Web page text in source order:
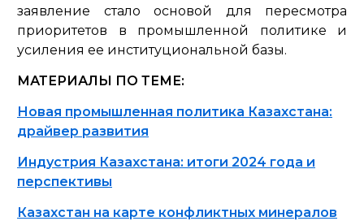
заявление стало основой для пересмотра
приоритетов в промышленной политике и
усиления ее институциональной базы.
МАТЕРИАЛЫ ПО ТЕМЕ:
Новая промышленная политика Казахстана:
драйвер развития
Индустрия Казахстана: итоги 2024 года и
перспективы
Казахстан на карте конфликтных минералов